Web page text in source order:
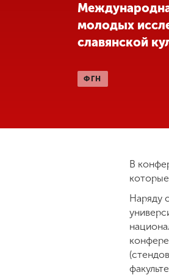
Другие виды
деятельности
Студенческая
молодых
славянской
ФГН
В
Наряду